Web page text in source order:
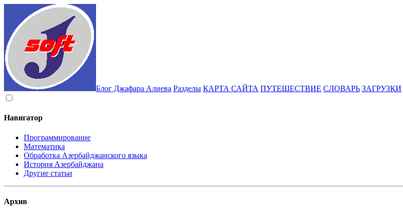
Блог Джафара Алиева Разделы КАРТА САЙТА ПУТЕШЕСТВИЕ СЛОВАРЬ ЗАГРУЗКИ
Навигатор
Программирование
Математика
Обработка Азербайджанского языка
История Азербайджана
Другие статьи
Архив